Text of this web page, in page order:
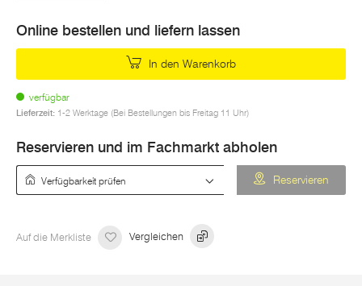
Online bestellen und liefern lassen
In den Warenkorb
verfügbar
Lieferzeit: 1-2 Werktage (Bei Bestellungen bis Freitag 11 Uhr)
Reservieren und im Fachmarkt abholen
Reservieren
Auf die Merkliste Vergleichen